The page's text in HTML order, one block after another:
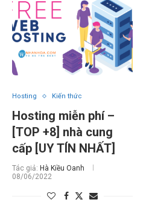
Hosting Kiến thức
Hosting miễn phí –
[TOP +8] nhà cung
cấp [UY TÍN NHẤT]
Tác giả: Hà Kiều Oanh
08/06/2022